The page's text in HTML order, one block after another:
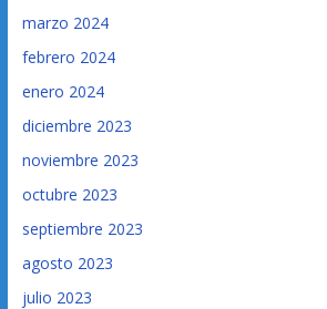
marzo 2024
febrero 2024
enero 2024
diciembre 2023
noviembre 2023
octubre 2023
septiembre 2023
agosto 2023
julio 2023